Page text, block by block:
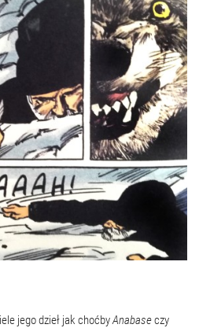
jego dzieł jak choćbyAnabaseczy